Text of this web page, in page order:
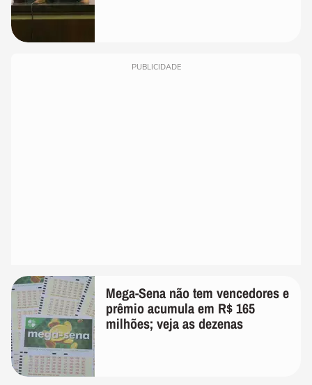
PUBLICIDADE
Mega-Sena não tem vencedores e
prêmio acumula em R$ 165
milhões; veja as dezenas